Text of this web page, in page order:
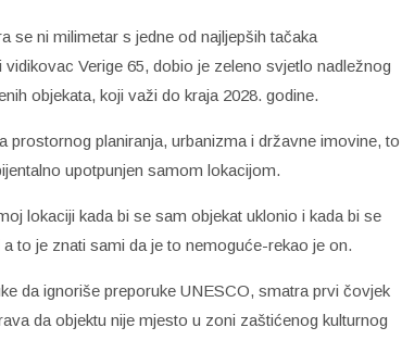
se ni milimetar s jedne od najljepših tačaka
Verige 65, dobio je zeleno svjetlo nadležnog
objekata, koji važi do kraja 2028. godine.
prostornog planiranja, urbanizma i državne imovine, to
upotpunjen samom lokacijom.
lokaciji kada bi se sam objekat uklonio i kada bi se
to je znati sami da je to nemoguće-rekao je on.
da ignoriše preporuke UNESCO, smatra prvi čovjek
da objektu nije mjesto u zoni zaštićenog kulturnog